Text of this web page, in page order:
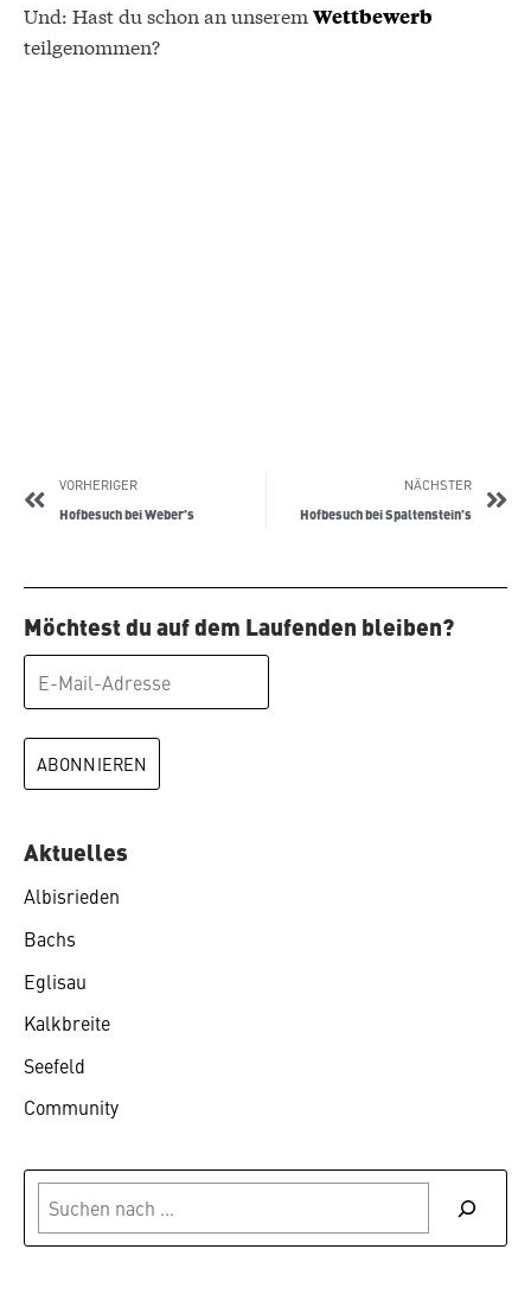
Und: Hast du schon an unserem Wettbewerb
teilgenommen?
VORHERIGER
Hofbesuch bei Weber’s
NÄCHSTER
Hofbesuch bei Spaltenstein’s
Möchtest du auf dem Laufenden bleiben?
Aktuelles
Albisrieden
Bachs
Eglisau
Kalkbreite
Seefeld
Community